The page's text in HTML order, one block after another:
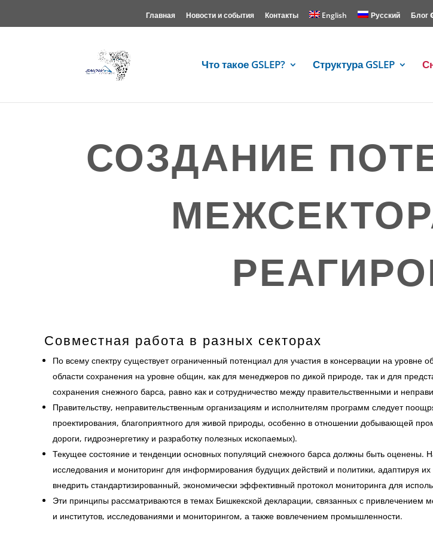
Главная Новости и события Контакты English Русский Блог
Что такое GSLEP? Структура GSLEP
СОЗДАНИЕ
Совместная работа в разных секторах
По всему спектру существует ограниченный потенциал для участия в консервации на
области сохранения на уровне общин, как для менеджеров по дикой природе, так и для
сохранения снежного барса, равно как и сотрудничество между правительственными и
Правительству, неправительственным организациям и исполнителям программ следует
проектирования, благоприятного для живой природы, особенно в отношении добывающей
дороги, гидроэнергетику и разработку полезных ископаемых).
Текущее состояние и тенденции основных популяций снежного барса должны быть оценены.
исследования и мониторинг для информирования будущих действий и политики, адаптируя
внедрить стандартизированный, экономически эффективный протокол мониторинга для
Эти принципы рассматриваются в темах Бишкекской декларации, связанных с
и институтов, исследованиями и мониторингом, а также вовлечением промышленности.